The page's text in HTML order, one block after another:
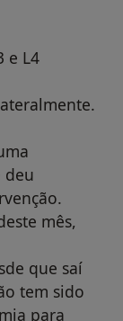
e L4
deu
mês,
que saí
tem sido
para